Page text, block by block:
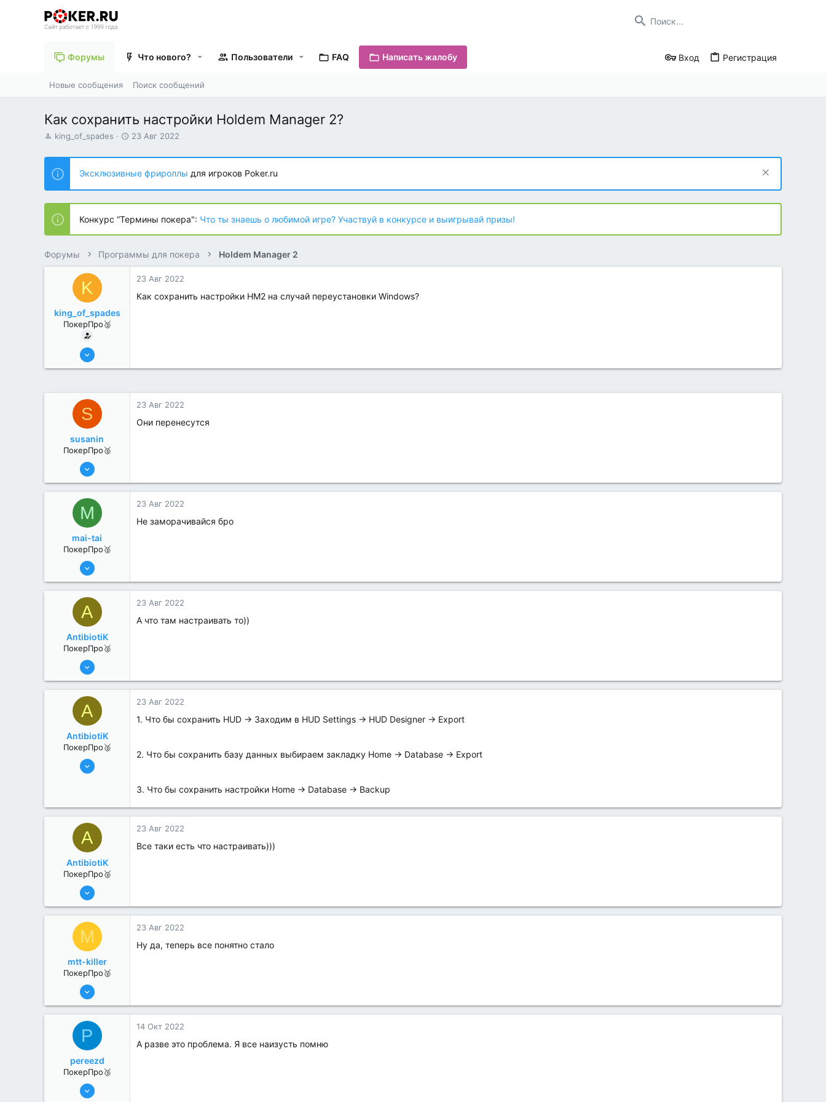
Форумы Что нового? Пользователи FAQ Написать жалобу Вход Регистрация
Новые сообщения Поиск сообщений
Как сохранить настройки Holdem Manager 2?
А
т
о
р
т
е
м
ы
king_of_spades
Д
т
н
а
ч
л
а
23 Авг 2022
Эксклюзивные фрироллы для игроков Poker.ru
Конкурс “Термины покера": Что ты знаешь о любимой игре? Участвуй в конкурсе и выигрывай призы!
Форумы Программы для покера Holdem Manager 2
K
king_of_spades
ПокерПро🥈
6 Июн 2022
23 Авг 2022
Как сохранить настройки HM2 на случай переустановки Windows?
S
susanin
ПокерПро🥈
6 Июн 2022
1
23 Авг 2022
Они перенесутся
M
mai-tai
ПокерПро🥈
6 Июн 2022
0
23 Авг 2022
Не заморачивайся бро
A
AntibiotiK
ПокерПро🥈
6 Июн 2022
1
23 Авг 2022
А что там настраивать то))
A
AntibiotiK
ПокерПро🥈
6 Июн 2022
23 Авг 2022
1. Что бы сохранить HUD -> Заходим в HUD Settings -> HUD Designer -> Export
2. Что бы сохранить базу данных выбираем закладку Home -> Database -> Export
3. Что бы сохранить настройки Home -> Database -> Backup
A
AntibiotiK
ПокерПро🥈
6 Июн 2022
1
23 Авг 2022
Все таки есть что настраивать)))
M
mtt-killer
ПокерПро🥈
6 Июн 2022
1
23 Авг 2022
Ну да, теперь все понятно стало
P
pereezd
ПокерПро🥉
6 Июн 2022
14 Окт 2022
А разве это проблема. Я все наизусть помню